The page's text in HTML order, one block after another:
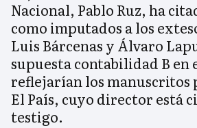
Nacional, Pablo Ruz, ha
como imputados a los
Luis Bárcenas y Álvaro
supuesta contabilidad B en
reflejarían los manuscritos
El País, cuyo director está
testigo.